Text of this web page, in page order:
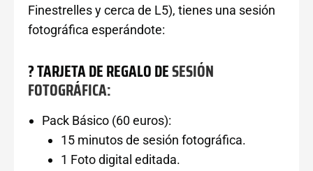
Finestrelles y cerca de L5), tienes una sesión
fotográfica esperándote:
? TARJETA DE REGALO DESESIÓN
FOTOGRÁFICA:
Pack Básico (60 euros):
15 minutos de sesión fotográfica.
1 Foto digital editada.